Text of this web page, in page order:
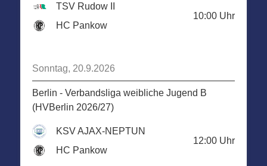
TSV Rudow II
HC Pankow
10:00 Uhr
Sonntag, 20.9.2026
Berlin - Verbandsliga weibliche Jugend B
(HVBerlin 2026/27)
KSV AJAX-NEPTUN
HC Pankow
12:00 Uhr